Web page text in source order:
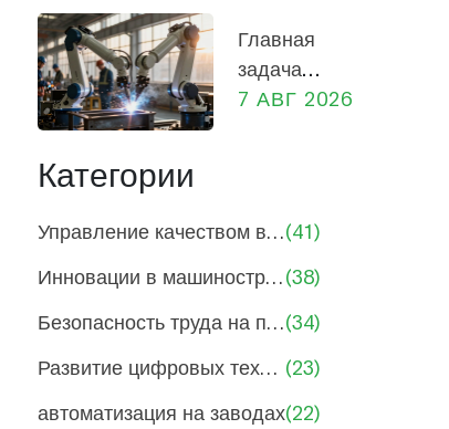
руководство
для
сотрудников и
Главная
задача
предприятия:
России
7 АВГ 2026
Категории
Управление качеством в машиностроении(41)
Инновации в машиностроении и производстве(38)
Безопасность труда на производствах(34)
Развитие цифровых технологий в производстве (23)
автоматизация на заводах(22)